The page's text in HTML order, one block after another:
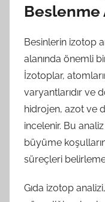
Beslenme
Besinlerin izotop
alanında önemli
İzotoplar,
varyantlarıdır ve
hidrojen, azot ve
incelenir. Bu
büyüme
süreçleri
Gıda izotop